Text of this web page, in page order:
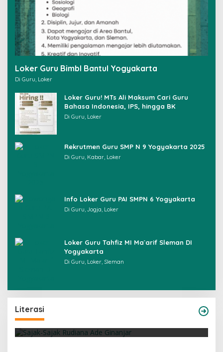
Loker Guru Bimbl Bantul Yogyakarta
Di Guru, Loker
Loker Guru! MTs Ali Maksum Cari Guru
Bahasa Indonesia, IPS, hingga BK
Di Guru, Loker
Rekrutmen Guru SMP N 9 Yogyakarta 2025
Di Guru, Kabar, Loker
Info Loker Guru PAI SMPN 6 Yogyakarta
Di Guru, Jogja, Loker
Loker Guru Tahfiz MI Ma`arif Sleman DI
Yogyakarta
Di Guru, Loker, Sleman
Literasi
Sajak-Sajak Rudiana Ade Ginanjar